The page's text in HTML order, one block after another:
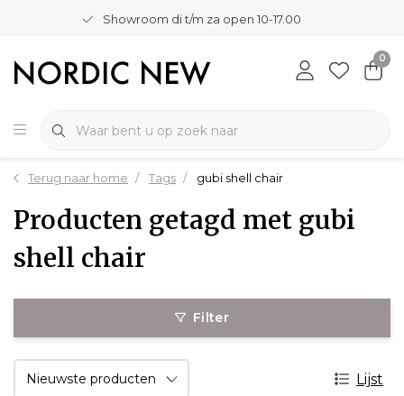
Showroom di t/m za open 10-17.00
0
Terug naar home Tags gubi shell chair
Producten getagd met gubi
shell chair
Filter
Lijst